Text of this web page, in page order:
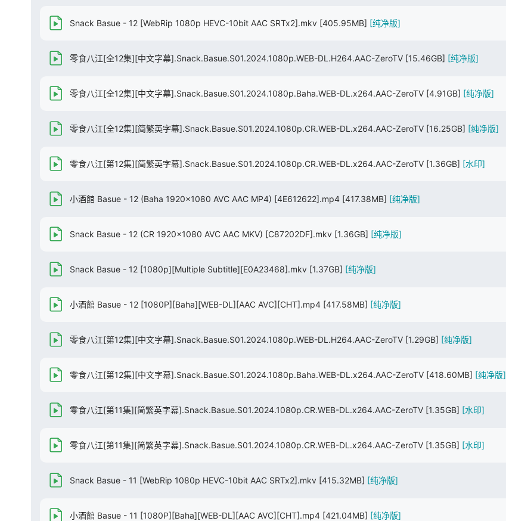
Snack Basue - 12 [WebRip 1080p HEVC-10bit AAC SRTx2].mkv [405.95MB] [纯净版]
零食八江[全12集][中文字幕].Snack.Basue.S01.2024.1080p.WEB-DL.H264.AAC-ZeroTV [15.46GB] [纯净版]
零食八江[全12集][中文字幕].Snack.Basue.S01.2024.1080p.Baha.WEB-DL.x264.AAC-ZeroTV [4.91GB] [纯净版]
零食八江[全12集][简繁英字幕].Snack.Basue.S01.2024.1080p.CR.WEB-DL.x264.AAC-ZeroTV [16.25GB] [纯净版]
零食八江[第12集][简繁英字幕].Snack.Basue.S01.2024.1080p.CR.WEB-DL.x264.AAC-ZeroTV [1.36GB] [水印]
小酒館 Basue - 12 (Baha 1920x1080 AVC AAC MP4) [4E612622].mp4 [417.38MB] [纯净版]
Snack Basue - 12 (CR 1920x1080 AVC AAC MKV) [C87202DF].mkv [1.36GB] [纯净版]
Snack Basue - 12 [1080p][Multiple Subtitle][E0A23468].mkv [1.37GB] [纯净版]
小酒館 Basue - 12 [1080P][Baha][WEB-DL][AAC AVC][CHT].mp4 [417.58MB] [纯净版]
零食八江[第12集][中文字幕].Snack.Basue.S01.2024.1080p.WEB-DL.H264.AAC-ZeroTV [1.29GB] [纯净版]
零食八江[第12集][中文字幕].Snack.Basue.S01.2024.1080p.Baha.WEB-DL.x264.AAC-ZeroTV [418.60MB] [纯净版]
零食八江[第11集][简繁英字幕].Snack.Basue.S01.2024.1080p.CR.WEB-DL.x264.AAC-ZeroTV [1.35GB] [水印]
零食八江[第11集][简繁英字幕].Snack.Basue.S01.2024.1080p.CR.WEB-DL.x264.AAC-ZeroTV [1.35GB] [水印]
Snack Basue - 11 [WebRip 1080p HEVC-10bit AAC SRTx2].mkv [415.32MB] [纯净版]
小酒館 Basue - 11 [1080P][Baha][WEB-DL][AAC AVC][CHT].mp4 [421.04MB] [纯净版]